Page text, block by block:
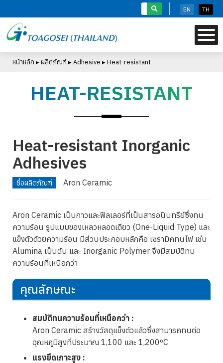
k
t
EN TH
หน้าหลัก ▸ผลิตภัณฑ์▸Adhesive ▸Heat-resistant
HEAT-RESISTANT
Heat-resistant Inorganic
Adhesives
ชื่อผลิตภัณฑ์ Aron Ceramic
Aron Ceramic เป็นกาวและฟิลเลอร์ที่เป็นสารอนินทรีย์ซึ่งทน
ความร้อน รูปแบบของเหลวหลอดเดียว (One-Liquid Type) และ
แข็งตัวด้วยความร้อน มีส่วนประกอบหลักคือ เซรามิคทนไฟ เช่น
Alumina เป็นต้น และ Inorganic Polymer จึงมีสมบัติทน
ความร้อนที่เหนือกว่า
คุณลักษณะ
สมบัติทนความร้อนที่เหนือกว่า :
Aron Ceramic สร้างวัสดุแข็งตัวแล้วซึ่งสามารถทนต่อ
อุณหภูมิสูงที่ประมาณ 1,100 และ 1,200ºC
แรงยึดเกาะสูง :